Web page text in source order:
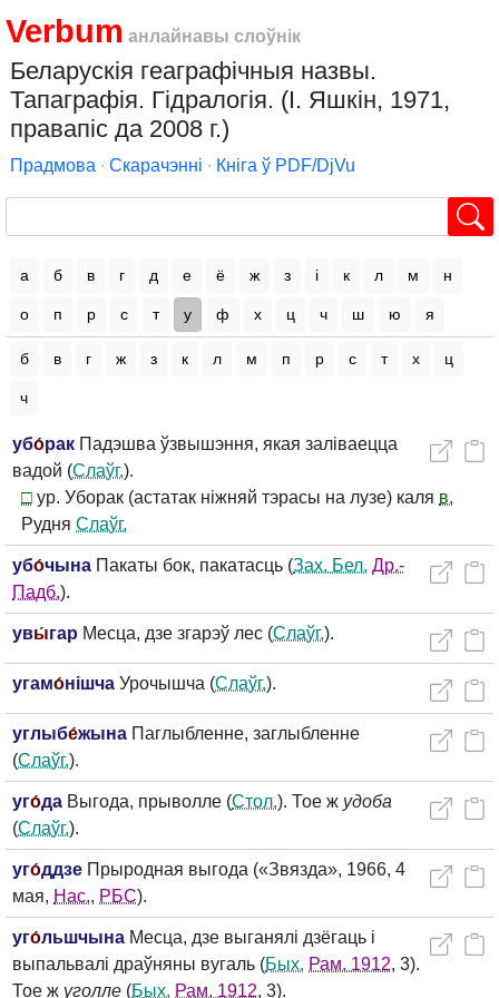
Verbum анлайнавы слоўнік
Беларускія геаграфічныя назвы.
Тапаграфія. Гідралогія. (І. Яшкін, 1971,
правапіс да 2008 г.)
Прадмова ∙ Скарачэнні ∙ Кніга ў PDF/DjVu
а б в г д е ё ж з і к л м н
о п р с т у ф х ц ч ш ю я
б в г ж з к л м п р с т х ц
ч
убо́рак Падэшва ўзвышэння, якая заліваецца
вадой (Слаўг.).
□ ур. Уборак (астатак ніжняй тэрасы на лузе) каля в.
Рудня Слаўг.
убо́чына Пакаты бок, пакатасць (Зах. Бел. Др.-
Падб.).
увы́гар Месца, дзе згарэў лес (Слаўг.).
угамо́нішча Урочышча (Слаўг.).
углыбе́жына Паглыбленне, заглыбленне
(Слаўг.).
уго́да Выгода, прыволле (Стол.). Тое ж удоба
(Слаўг.).
уго́ддзе Прыродная выгода («Звязда», 1966, 4
мая, Нас., РБС).
уго́льшчына Месца, дзе выганялі дзёгаць і
выпальвалі драўняны вугаль (Бых. Рам. 1912, 3).
Тое ж уголле (Бых. Рам. 1912, 3).